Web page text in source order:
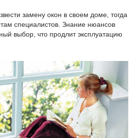
замену окон в своем доме, тогда
специалистов. Знание нюансов
выбор, что продлит эксплуатацию